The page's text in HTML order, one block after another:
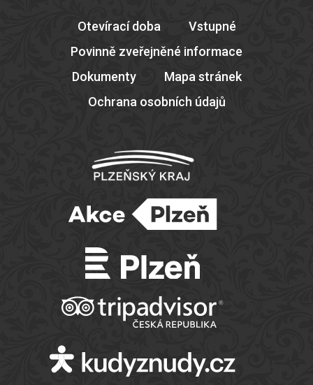
Otevírací doba
Vstupné
Povinně zveřejněné informace
Dokumenty
Mapa stránek
Ochrana osobních údajů